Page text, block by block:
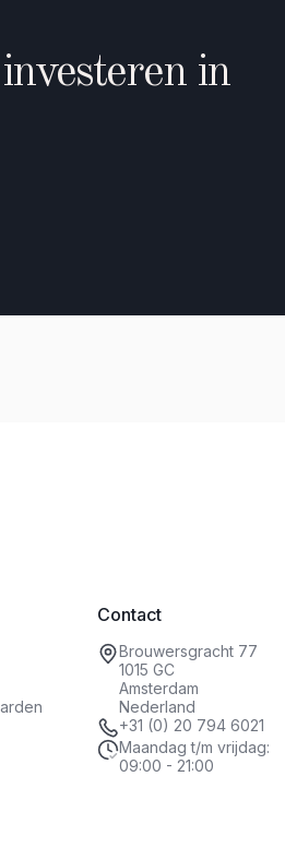
in
Contact
Brouwersgracht 77
1015 GC
Amsterdam
Nederland
+31 (0) 20 794 6021
Maandag t/m vrijdag:
09:00 - 21:00